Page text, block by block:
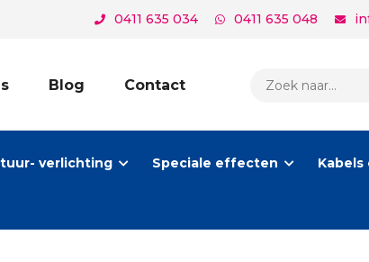
0411 635 034 0411 635 048
Blog Contact
ZOEKEN
verlichting Speciale effecten